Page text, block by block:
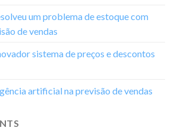
um problema de estoque com
de vendas
sistema de preços e descontos
artificial na previsão de vendas